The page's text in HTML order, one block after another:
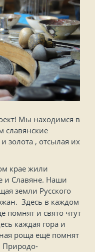
Мы находимся в
славянские
золота , отсылая их
крае жили
и Славяне. Наши
земли Русского
Здесь в каждом
помнят и свято чтут
каждая гора и
роща ещё помнят
Природо-